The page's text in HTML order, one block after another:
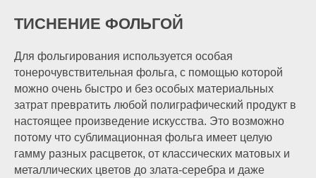
ТИСНЕНИЕ ФОЛЬГОЙ
Для фольгирования используется особая
тонерочувствительная фольга, с помощью которой
можно очень быстро и без особых материальных
затрат превратить любой полиграфический продукт в
настоящее произведение искусства. Это возможно
потому что сублимационная фольга имеет целую
гамму разных расцветок, от классических матовых и
металлических цветов до злата-серебра и даже